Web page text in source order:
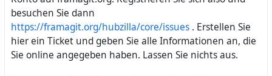
besuchen Sie dann
https://framagit.org/hubzilla/core/issues . Erstellen Sie
hier ein Ticket und geben Sie alle Informationen an, die
Sie online angegeben haben. Lassen Sie nichts aus.